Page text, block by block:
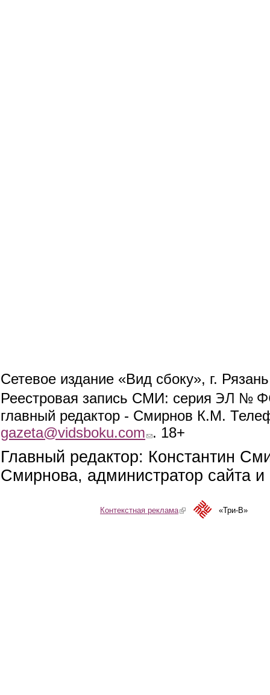
Сетевое издание «Вид сбоку», г.
Реестровая запись СМИ: серия ЭЛ №
главный редактор - Смирнов К.М.
gazeta@vidsboku.com (link sends e-mail)
. 18+
Главный редактор: Константин
Смирнова, администратор сайта
Контекстная реклама(link is external)«Три-В»